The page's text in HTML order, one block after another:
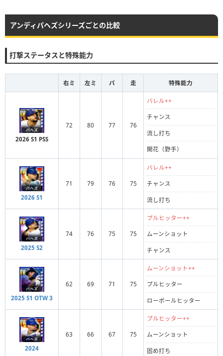
アンディパヘズシリーズごとの比較
打撃ステータスと特殊能力
右ミ 左ミ パ 走 特殊能力
2026 S1 PSS
72 80 77 76
バレル++
チャンス
流し打ち
開花（野手）
2026 S1
71 79 76 75
バレル++
チャンス
流し打ち
2025 S2
74 76 75 75
プルヒッター++
ムーンショット
チャンス
2025 S1 OTW 3
62 69 71 75
ムーンショット++
プルヒッター
ローボールヒッター
2024
63 66 67 75
プルヒッター++
ムーンショット
固め打ち